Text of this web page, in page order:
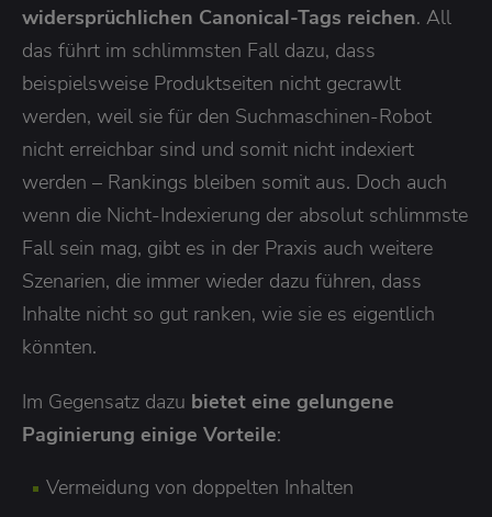
widersprüchlichen Canonical-Tags reichen. All
das führt im schlimmsten Fall dazu, dass
beispielsweise Produktseiten nicht gecrawlt
werden, weil sie für den Suchmaschinen-Robot
nicht erreichbar sind und somit nicht indexiert
werden – Rankings bleiben somit aus. Doch auch
wenn die Nicht-Indexierung der absolut schlimmste
Fall sein mag, gibt es in der Praxis auch weitere
Szenarien, die immer wieder dazu führen, dass
Inhalte nicht so gut ranken, wie sie es eigentlich
könnten.
Im Gegensatz dazu bietet eine gelungene
Paginierung einige Vorteile:
Vermeidung von doppelten Inhalten